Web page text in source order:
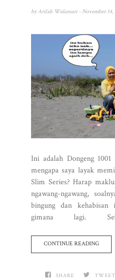
by Arifah Wulansari - November 14,
Ini adalah Dongeng
mengapa saya layak
Slim Series? Harap
ngawang-ngawang,
bingung dan
gimana lagi.
CONTINUE READING
SHARE TWEET